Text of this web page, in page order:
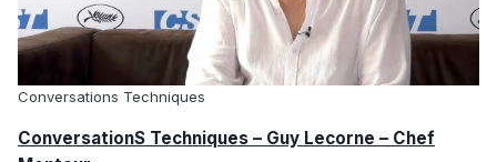
Conversations Techniques
ConversationS Techniques – Guy Lecorne – Chef